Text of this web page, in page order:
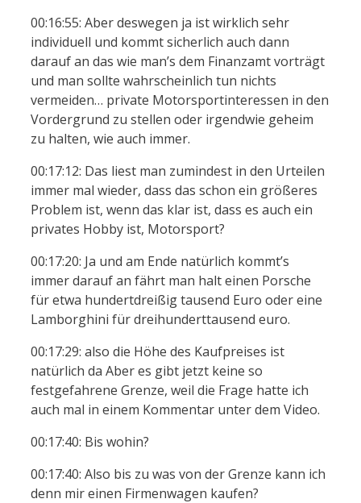
00:16:55: Aber deswegen ja ist wirklich sehr
individuell und kommt sicherlich auch dann
darauf an das wie man’s dem Finanzamt vorträgt
und man sollte wahrscheinlich tun nichts
vermeiden… private Motorsportinteressen in den
Vordergrund zu stellen oder irgendwie geheim
zu halten, wie auch immer.
00:17:12: Das liest man zumindest in den Urteilen
immer mal wieder, dass das schon ein größeres
Problem ist, wenn das klar ist, dass es auch ein
privates Hobby ist, Motorsport?
00:17:20: Ja und am Ende natürlich kommt’s
immer darauf an fährt man halt einen Porsche
für etwa hundertdreißig tausend Euro oder eine
Lamborghini für dreihunderttausend euro.
00:17:29: also die Höhe des Kaufpreises ist
natürlich da Aber es gibt jetzt keine so
festgefahrene Grenze, weil die Frage hatte ich
auch mal in einem Kommentar unter dem Video.
00:17:40: Bis wohin?
00:17:40: Also bis zu was von der Grenze kann ich
denn mir einen Firmenwagen kaufen?